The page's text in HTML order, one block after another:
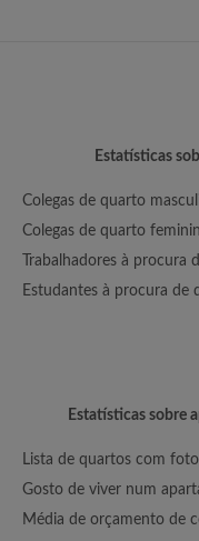
Estatísticas
Colegas de quarto
Colegas de quarto
Trabalhadores à procura
Estudantes à procura de
Estatísticas sobre
Lista de quartos com
Gosto de viver num
Média de orçamento de